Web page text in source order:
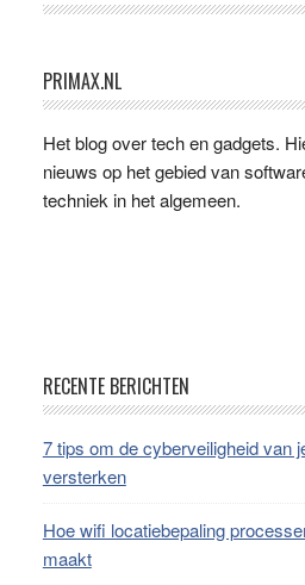
je
het
doen
van
je
Primaire
Sidebar
PRIMAX.NL
Het blog over tech en gadgets.
nieuws op het gebied van
techniek in het algemeen.
Footer
RECENTE BERICHTEN
7 tips om de cyberveiligheid van
versterken
Hoe wifi locatiebepaling
maakt